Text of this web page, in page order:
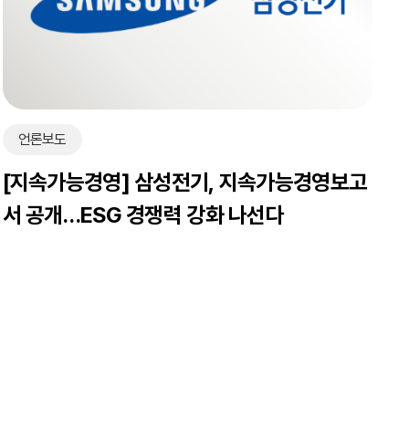
언론보도
[지속가능경영] 삼성전기, 지속가능경영보고
서 공개…ESG 경쟁력 강화 나선다